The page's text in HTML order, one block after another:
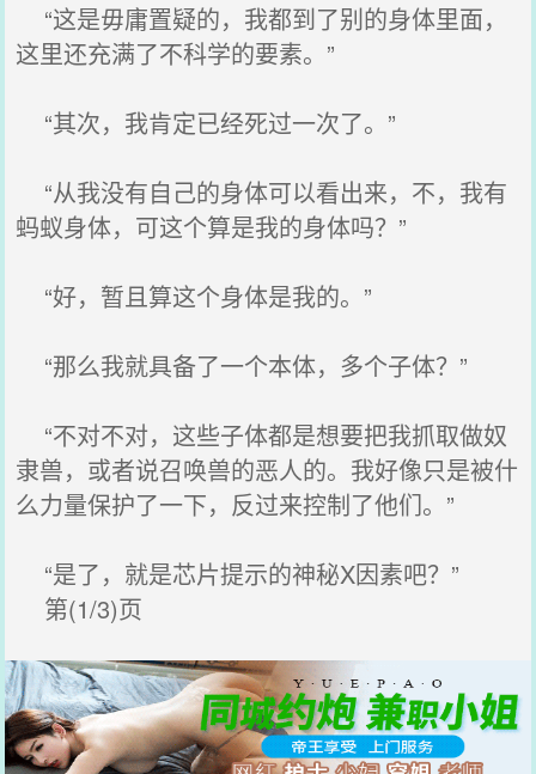
“这是毋庸置疑的，我都到了别的身体里面，
这里还充满了不科学的要素。”
“其次，我肯定已经死过一次了。”
“从我没有自己的身体可以看出来，不，我有
蚂蚁身体，可这个算是我的身体吗？”
“好，暂且算这个身体是我的。”
“那么我就具备了一个本体，多个子体？”
“不对不对，这些子体都是想要把我抓取做奴
隶兽，或者说召唤兽的恶人的。我好像只是被什
么力量保护了一下，反过来控制了他们。”
“是了，就是芯片提示的神秘X因素吧？”
第(1/3)页